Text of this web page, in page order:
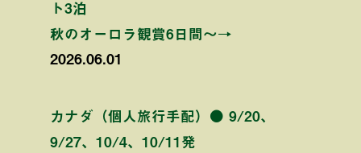
ト3泊
秋のオーロラ観賞6日間〜→
2026.06.01
カナダ（個人旅行手配）● 9/20、
9/27、10/4、10/11発